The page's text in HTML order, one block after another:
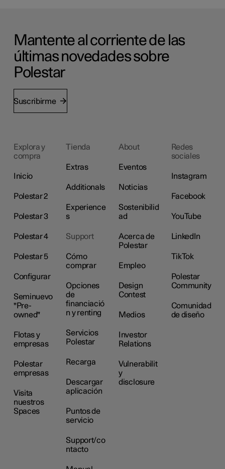
Mantente al corriente de las
últimas novedades sobre
Polestar
Suscribirme
Explora y
compra
Inicio
Polestar 2
Polestar 3
Polestar 4
Polestar 5
Configurar
Seminuevo
"Pre-
owned"
Flotas y
empresas
Polestar
empresas
Visita
nuestros
Spaces
Tienda
Extras
Additionals
Experience
s
Support
Cómo
comprar
Opciones
de
financiació
n y renting
Servicios
Polestar
Recarga
Descargar
aplicación
Puntos de
servicio
Support/co
ntacto
About
Eventos
Noticias
Sostenibilid
ad
Acerca de
Polestar
Empleo
Design
Contest
Medios
Investor
Relations
Vulnerabilit
y
disclosure
Redes
sociales
Instagram
Facebook
YouTube
LinkedIn
TikTok
Polestar
Community
Comunidad
de diseño